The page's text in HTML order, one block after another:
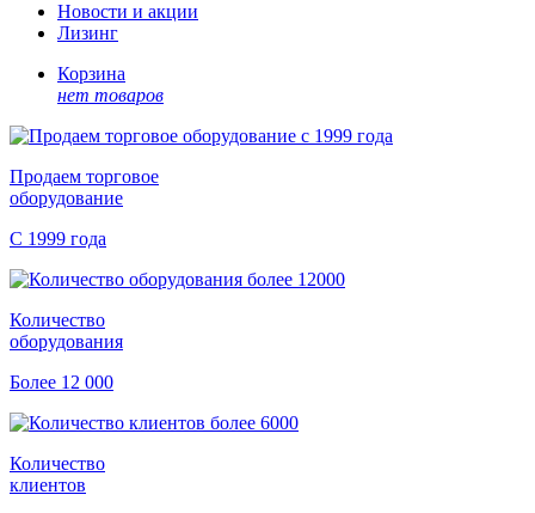
Новости и акции
Лизинг
Корзина
нет товаров
Продаем торговое
оборудование
С 1999 года
Количество
оборудования
Более 12 000
Количество
клиентов